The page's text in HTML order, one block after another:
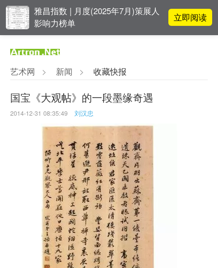
雅昌指数 | 月度(2025年7月)策展人
影响力榜单
立即阅读
为策展式艺术商业综合体？
李铁夫冯钢百领衔 作为群体的早期
粤籍留美艺术家
张瀚文：以物质媒介具象化精神世
界
艺术网 > 新闻 > 收藏快报
国宝《大观帖》的一段墨缘奇遇
2014-12-31 08:35:49 刘汉忠